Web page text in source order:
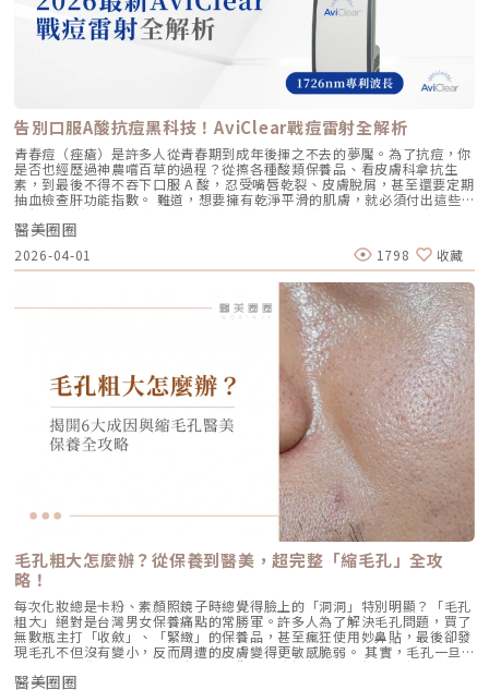
Profhilo不僅適合輕熟女族群，也非常適合希望改善整體膚況、延緩老化的
人。尤其推薦給以下族群： 面臨初老症狀者： 臉部、頸部或手部出現細
紋、輕微鬆弛，以及肌膚彈性下降、缺乏緊實感的人。 膚質困擾者： 肌膚
乾燥、毛孔粗大、膚色不均或膚質粗糙，希望透過深層保濕來全面提升膚況
的人。 追求自然效果者： 不希望外觀有大幅度改變，只想透過自然、漸進
的方式讓自己看起來更年輕、更有氣色。 對其他療程敏感者： 曾對雷射、
能量儀器等療程反應較大，或希望尋找一種低風險、低修復期的保養方式。
忙碌但仍想維持好氣色的族群非常友善。璞菲洛療程建議與效果說明璞菲洛
建議以三次療程為一完整週期，前兩次治療間隔約30天，第三次則可延長至
4至6個月後進行。必要時，醫師會根據患者肌膚老化程度，評估是否安排加
強治療，以達到最佳效果。大部分患者在首次治療後約2至4週，能感受到肌
膚保濕度提升與質感柔嫩。完整療程結束後，肌膚彈性、細緻度與毛孔緊實
度明顯改善，效果可維持數月，期間因人而異，與個人膚質及保養習慣相
關。針對肌膚老化較嚴重的患者，醫師會提供客製化療程方案，確保治療成
效符合期待。為何完成完整療程後仍需定期補打？雖然Profhilo在第一年完
成三次療程後，可促進皮膚彈力蛋白的新生，但其成分會在體內逐漸代謝，
約在施打後28天開始減少。儘管如此，Profhilo所啟動的生物刺激作用能持
續約3個月左右。隨著時間流逝，皮膚的保濕度與細胞活化功能會逐漸降
低，肌膚質感可能回復至治療前的狀態。加上年齡增長與環境壓力，皮膚細
胞活力下降，因此建議每3至4個月進行一次補打，持續激活肌膚，維持年輕
健康。一項針對40至65歲受試者的研究顯示，接受兩次Profhilo注射（間
隔30天）後，在1個月與4個月的評估中，皮膚彈性與保濕度均有顯著提
升，且效果可維持至少4個月。受試者自我評估亦反映皺紋減少、肌膚更緊
緻，印證持續治療的重要性。（參考來源：Sparavigna et al., 2022）璞
菲洛療程前後注意事項術前： 停止服用抗凝血藥物（如阿斯匹靈、維他命
E） 治療當天避免化妝、飲酒 保持作息規律，避免熬夜與重度壓力術後：
24小時內避免按摩施打部位 三天內避免劇烈運動與三溫暖 一週內避免臉部
熱敷與刺激性護膚產品 建議加強保濕、防曬，幫助效果延長璞菲洛副作用
與風險Profhilo屬於非交聯玻尿酸，不含化學交聯劑，生物相容性極佳，副
作用相對少。常見輕微反應包括： 注射處短暫腫脹、微紅 局部輕微瘀青
（數日內可自行消退） 極少數人可能會有輕微搔癢或壓痛感，通常在數天
內緩解※ 選擇合法診所與原廠授權產品，是避免療程風險最關鍵的因素。
為什麼 Profhilo 成為新一代醫美趨勢？隨著醫美觀念的演變，越來越多人
追求自然、柔和的改善效果，不希望臉部看起來僵硬或過度膨脹。Profhilo
與傳統填充型療程最大的不同，在於它獨特的「重建」式作用。Profhilo
並非單純地填補，而是將高濃度玻尿酸均勻分布於肌膚真皮層，從底層刺激
膠原蛋白與彈力蛋白新生，啟動肌膚的自我修復能力，讓效果柔和自然，能
有效降低傳統填充物可能帶來的異物感，也更貼近肌膚自然老化的邏輯。此
外，Profhilo 完美契合了當前醫美市場「微侵入式」與「預防型保養」的
趨勢。它填補了日常保養品與侵入式手術之間的空缺，不需像肉毒桿菌那樣
限制表情，也不需要像手術拉皮那樣漫長的恢復期。對於生活忙碌、注重效
率的現代人來說，這讓它更容易被接受，成為許多人延緩老化、提升膚質的
首選。臨床案例分享以下為原廠提供的實際案例，透過Profhilo逆時針療
程，觀察治療前後肌膚狀態的變化，供大家參考了解療程效果。璞菲洛
保每一發熱凝結點都精確落在支撐輪廓的關鍵地基上。 即時監控探頭貼合
度：防止因貼合不全導致的表皮燙傷。二、 三種鬆弛型態：妳需要的是
「拉提」還是「緊緻」？很多客人到診間會直接說：「我要打音波。」但我
通常會先進行細緻的觸診與影像觀察，因為「鬆弛」其實分為不同層次。如
果診斷錯誤，治療效果就會大打折扣。我將臉部老化歸納為三種主要型態，
並給予不同的客製化建議：2.1 筋膜鬆弛型（結構下垂）這是最適合美國音
墜。這類問題的根源在於 SMAS 筋膜層失去張力，需要透過美音二代深達
4.5mm 的聚焦能量，從地基進行「拉提」。2.2 表皮鬆弛型（膚質鬆軟）
如果妳覺得臉部皮膚軟爛、毛孔粗大、布滿細紋，這通常是真皮層膠原蛋白
流失。此時我會建議以「無雙電波」或「鳳凰電波」為主，強化表層的「緊
緻」，若能搭配美音二代 1.5mm 或 3.0mm 的探頭進行分層治療，效果會
更全面。2.3 脂肪下移型（贅肉堆積）有些人老化表現是法令紋上方擠出一
塊肉，或是出現明顯的雙下巴。這類族群除了筋膜拉提，還需要美音二代對
脂肪組織產生的微熱效應來進行收斂，收緊鬆贅組織，恢復線條的俐落感。
三、 關於痛感與效果：二代真的不一樣嗎？「醫師，聽說美國音波非常
痛，是真的嗎？」這是許多客人心中的陰影。的確，第一代美國音波因其能
量輸出極為強悍扎實，對某些痛感較敏感的客人來說確實是一大挑戰。但
Ultherapy Prime（美音二代）在 2026 年能被醫美圈推崇，關鍵就在於它
大幅優化了「舒適度」。3.1 減痛技術的優化美音二代優化了能量輸出的波
型與頻率，使熱能釋放更加穩定均勻。在臨床操作中，我發現客人的耐受度
顯著提升，不再需要像早期那樣「痛到想哭」。 見效時間：治療當下因組
織受熱收縮，會有 10-20% 的即時拉提感。真正的巔峰效果會在術後 2–3
個月，隨著膠原蛋白的大量新生，輪廓會日益清晰。 維持時間：在規律的
生活作息下，一次優良的治療效果可維持 12–18 個月。四、 蔡醫師的減齡
處方箋：美音二代的精準佈點很多診所標榜「破千條」的音波，但我始終堅
持：條數不是越多越好，精準度才是關鍵。過多的能量可能造成脂肪萎縮
（臉凹），過少則無感。在辰美學，我會根據每一位客人的臉型厚薄、鬆弛
程度，規劃專屬的能量地圖。以下是 2026 年我常用的建議處方： 施作區
更好的「精緻度」，我常會建議在音波拉提後，搭配再生針（瑞德喜）進行
外輪廓的固定，或是以「混合式填充」補足流失的骨架支撐。這種「由內拉
提、由外固定」的複合思維，才是現代抗老的趨勢。五、 2026 醫美行情與
避坑建議當妳搜尋「美國音波二代價格」時，會發現市場行情落差很大。身
為醫師，我必須提醒大家，費用背後包含的是原廠探頭成本、儀器維護、以
及最重要的「醫師的技術與判讀經驗」。 認明原廠授權：施打前請掃描儀
器與探頭 QR Code，確保非水貨或非法翻新探頭。 選擇認證醫師：音波拉
提需要精準的解剖學知識，只有受過原廠培訓的醫師，才能在「安全邊界
內」將能量發揮到極致。六、 結語：愛美，是為了成就更好的自己我常
說，醫美的意義不在於把妳變成另外一個人，而在於「找回最巔峰狀態的
妳」。看著客人在治療後，重新對鏡子裡的自己露出自信的微笑，那是我身
為醫師最大的成就感。我會運用 Ultherapy Prime 美國音波第二代的精準
技術，結合我對面部結構的美感理解，悉心守護妳每一寸肌膚的張力。如果
告別口服A酸抗痘黑科技！AviClear戰痘雷射全解析
青春痘（痤瘡）是許多人從青春期到成年後揮之不去的夢魘。為了抗痘，你
是否也經歷過神農嚐百草的過程？從擦各種酸類保養品、看皮膚科拿抗生
素，到最後不得不吞下口服 A 酸，忍受嘴唇乾裂、皮膚脫屑，甚至還要定期
抽血檢查肝功能指數。 難道，想要擁有乾淨平滑的肌膚，就必須付出這些
代價嗎？ 隨著醫學美容科技的進步，抗痘治療終於迎來了劃時代的突破。
全球首款獲得美國 FDA 認證，專門針對「皮脂腺」進行治療的 AviClear 戰
痘雷射 正式問世。它主打不需依賴藥物、無嚴重副作用，透過專利
1726nm 波長雷射，從根源「關閉」過度活躍的皮脂腺。 這篇文章將帶你
全面深入了解 AviClear 戰痘雷射的作用原理、與傳統治療的差異、療程細
節以及真實的術後效果，幫助你評估這項抗痘黑科技是否適合自己。為什麼
痘痘總是反覆發作？看懂萬惡之源「皮脂腺」在認識 AviClear 戰痘雷射之
前，我們必須先了解痘痘（痤瘡）究竟是怎麼形成。青春痘的生成機制主要
包含四大關鍵： 皮脂分泌過盛：受到賀爾蒙、壓力、飲食或基因影響，皮
脂腺製造出過多的油脂。 毛囊角化異常：老廢角質無法正常代謝，與油脂
混合後堵塞毛孔，形成粉刺。 痤瘡桿菌增生：堵塞的無氧毛孔成為痤瘡桿
菌（C. acnes）的溫床，細菌大量繁殖。 發炎反應：細菌代謝物引發免疫
反應，導致紅腫、化膿，形成嚴重的囊腫型或膿皰型痘痘。在這四個環節
中，「皮脂分泌過盛」是啟動後續一連串災難的開關。傳統的治療方式，如
抗生素主要針對殺菌；外用酸類主要針對去角質。唯有口服 A 酸能夠有效抑
制皮脂腺分泌，這也是為什麼口服 A 酸過去被視為治療嚴重痘痘的終極武
器。然而，口服 A 酸伴隨著全身性的副作用。而 AviClear 戰痘雷射的誕
生，就是為了一次解決這個痛點：我們能不能在不吃藥的情況下，精準且長
效地控制皮脂腺？什麼是 AviClear 戰痘雷射？解密 1726nm 的物理奇蹟
AviClear 戰痘雷射是一台利用特定波長光能來治療痤瘡的醫療儀器。它的核
心技術在於突破性的1726nm 波長雷射。1. 為什麼是 1726nm 波長？「專
吃油脂」的標靶治療在雷射醫學中，不同的波長會被不同的目標物（如黑色
素、血紅素、水分）吸收。1726nm 這個波長非常特殊，它在人體組織
中，被皮脂（油脂）吸收的效率，大約是被水分吸收的 2 倍。當 AviClear
的雷射光束打入真皮層時，能量會精準地被富含油脂的「皮脂腺」大量吸
收，進而產生熱能。這些熱能會破壞過度活躍的皮脂腺細胞，變得萎縮、分
泌量大幅下降。當沒有過多的油脂，毛孔就不易堵塞，痤瘡桿菌也失去了生
存的養分，痘痘自然就失去了生長的溫床。2. AviCool™ 藍寶石冷卻系統：
保護表皮，大幅提升舒適度既然要用熱能破壞深層的皮脂腺，表皮會不會被
燙傷？這正是 AviClear 的另一項核心專利。機器配備了專屬的 AviCool™
藍寶石接觸式冷卻系統。在雷射擊發前、擊發中與擊發後，冷卻系統會持續
醫美圈圈
2026-04-01 1798 收藏
毛孔粗大怎麼辦？從保養到醫美，超完整「縮毛孔」全攻
略！
每次化妝總是卡粉、素顏照鏡子時總覺得臉上的「洞洞」特別明顯？「毛孔
粗大」絕對是台灣男女保養痛點的常勝軍。許多人為了解決毛孔問題，買了
無數瓶主打「收斂」、「緊緻」的保養品，甚至瘋狂使用妙鼻貼，最後卻發
現毛孔不但沒有變小，反而周遭的皮膚變得更敏感脆弱。 其實，毛孔一旦
被撐大，就像是被撐鬆的橡皮筋，光靠日常塗抹保養品是很難「完全逆轉」
的。想要有效改善毛孔粗大，我們必須先搞懂你的毛孔是哪一種「型」，才
醫美圈圈